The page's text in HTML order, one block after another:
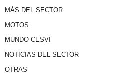
MÁS DEL SECTOR
MOTOS
MUNDO CESVI
NOTICIAS DEL SECTOR
OTRAS